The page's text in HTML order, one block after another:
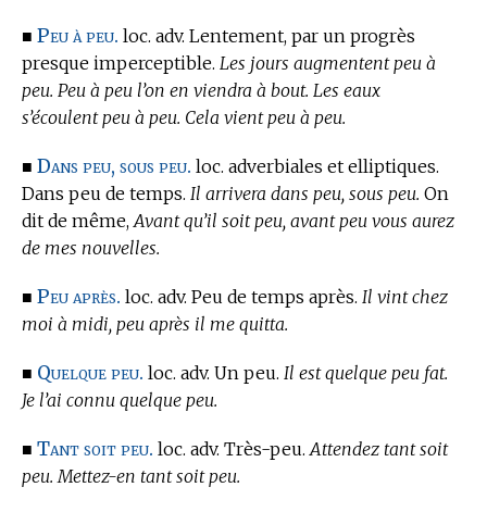
■ Peu à peu. loc. adv. Lentement, par un progrès
presque imperceptible. Les jours augmentent peu à
peu. Peu à peu l’on en viendra à bout. Les eaux
s’écoulent peu à peu. Cela vient peu à peu.
■ Dans peu, sous peu. loc. adverbiales et elliptiques.
Dans peu de temps. Il arrivera dans peu, sous peu. On
dit de même,Avant qu’il soit peu, avant peu vous aurez
de mes nouvelles.
■ Peu après. loc. adv. Peu de temps après. Il vint chez
moi à midi, peu après il me quitta.
■ Quelque peu. loc. adv. Un peu. Il est quelque peu fat.
Je l’ai connu quelque peu.
■ Tant soit peu. loc. adv. Très-peu.Attendez tant soit
peu. Mettez-en tant soit peu.